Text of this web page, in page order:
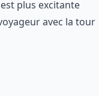
plus excitante
avec la tour